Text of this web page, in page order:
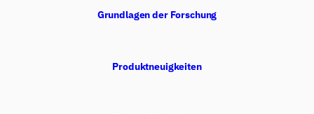
Grundlagen der Forschung
Produktneuigkeiten